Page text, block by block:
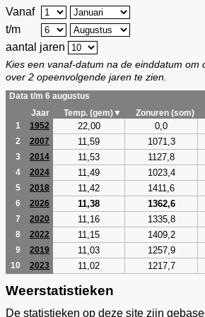
Vanaf
t/m
aantal jaren
Kies een vanaf-datum na de einddatum om
over 2 opeenvolgende jaren te zien.
Data t/m 6 augustus
Jaar
Temp. (gem)▼ Zonuren (som)
1
1952 22,00 0,0
2 2007 11,59 1071,3
3 2014 11,53 1127,8
4 2024 11,49 1023,4
5 2018 11,42 1411,6
6 2026 11,38 1362,6
7 2020 11,16 1335,8
8 2022 11,15 1409,2
9 2019 11,03 1257,9
10 2023 11,02 1217,7
Weerstatistieken
De statistieken op deze site zijn